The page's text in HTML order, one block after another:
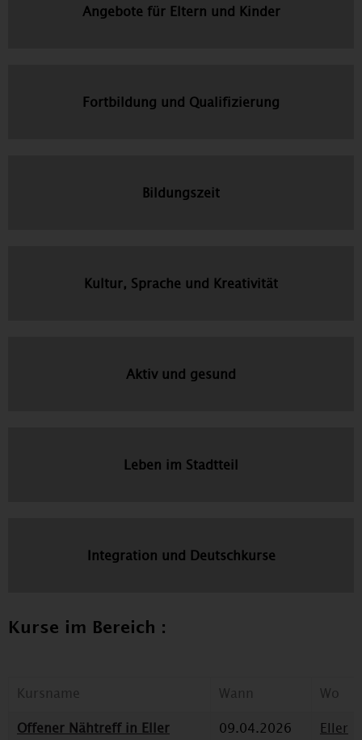
Angebote für Eltern und Kinder
Fortbildung und Qualifizierung
Bildungszeit
Kultur, Sprache und Kreativität
Aktiv und gesund
Leben im Stadtteil
Integration und Deutschkurse
Kurse im Bereich :
Kursname Wann
Wo
Offener Nähtreff in Eller
09.04.2026
Eller